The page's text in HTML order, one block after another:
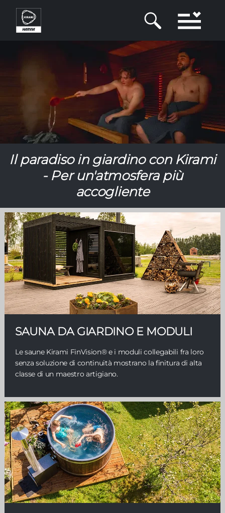
Salta
contenuto
Il paradiso in giardino con Kirami
- Per un'atmosfera più
accogliente
SAUNA DA GIARDINO E MODULI
Le saune Kirami FinVision® e i moduli collegabili fra loro
senza soluzione di continuità mostrano la finitura di alta
classe di un maestro artigiano.